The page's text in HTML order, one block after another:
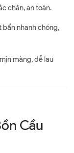
chắn, an toàn.
bẩn nhanh chóng,
màng, dễ lau
Cầu